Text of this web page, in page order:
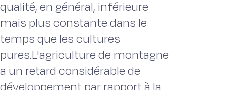
qualité, en général, inférieure
mais plus constante dans le
temps que les cultures
pures.L'agriculture de montagne
a un retard considérable de